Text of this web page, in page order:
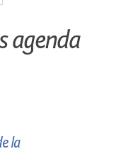
agenda
la